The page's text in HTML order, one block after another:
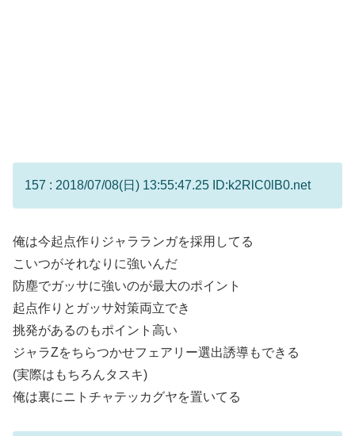
157 : 2018/07/08(日) 13:55:47.25 ID:k2RlC0lB0.net
俺は今起点作りジャラランガを採用してる
こいつがそれなりに強いんだ
防塵でガッサに強いのが最大のポイント
起点作りとガッサ対策両立でき
挑発があるのもポイント高い
ジャラZをちらつかせフェアリー選出誘導もできる
(実際はもちろんタスキ)
俺は裏にニトチャテッカグヤを置いてる